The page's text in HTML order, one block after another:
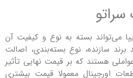
بسته به نوع و کیفیت آن
نوع بسته‌بندی، اصالت
که بر قیمت نهایی تأثیر
معمولا قیمت بیشتری